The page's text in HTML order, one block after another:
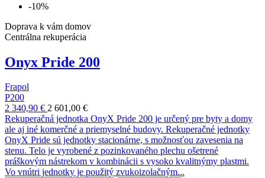
-10%
Doprava k vám domov
Centrálna rekuperácia
Onyx Pride 200
Frapol
P200
2 340,90 € 2 601,00 €
Rekuperačná jednotka OnyX Pride 200 je určený pre byty a domy
ale aj iné komerčné a priemyselné budovy. Rekuperačné jednotky
OnyX Pride sú jednotky stacionárne, s možnosťou zavesenia na
stenu. Telo je vyrobené z pozinkovaného plechu ošetrené
práškovým nástrekom v kombinácii s vysoko kvalitnýmy plastmi.
Vo vnútri jednotky je použitý zvukoizolačným...